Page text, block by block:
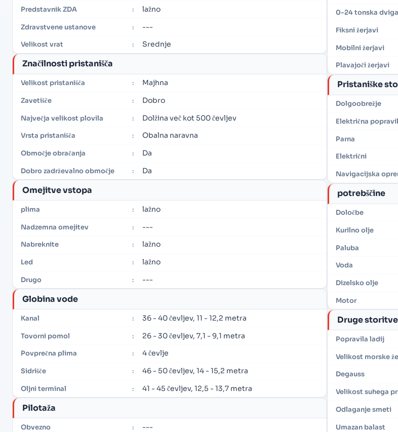
Predstavnik ZDA : lažno
Zdravstvene ustanove : ---
Velikost vrat : Srednje
Značilnosti pristanišča
Velikost pristanišča : Majhna
Zavetišče : Dobro
Največja velikost plovila : Dolžina več kot 500 čevljev
Vrsta pristanišča : Obalna naravna
Območje obračanja : Da
Dobro zadrževalno območje : Da
Omejitve vstopa
plima : lažno
Nadzemna omejitev : ---
Nabreknite : lažno
Led : lažno
Drugo : ---
Globina vode
Kanal : 36 - 40 čevljev, 11 - 12,2 metra
Tovorni pomol : 26 - 30 čevljev, 7,1 - 9,1 metra
Povprečna plima : 4 čevlje
Sidrišče : 46 - 50 čevljev, 14 - 15,2 metra
Oljni terminal : 41 - 45 čevljev, 12,5 - 13,7 metra
Pilotaža
Obvezno : ---
0-24 tonska
Fiksni žerjavi
Mobilni žerjavi
Plavajoči žerjavi
Pristaniške
Dolgoobrežje
Električna
Parna
Električni
Navigacijska
potrebščine
Določbe
Kurilno olje
Paluba
Voda
Dizelsko olje
Motor
Druge storitve
Popravila ladij
Velikost morske
Degauss
Velikost suhega
Odlaganje smeti
Umazan balast